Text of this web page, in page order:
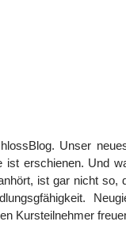
Unser
ist erschienen. Und
ist gar nicht so,
Kursteilnehmer